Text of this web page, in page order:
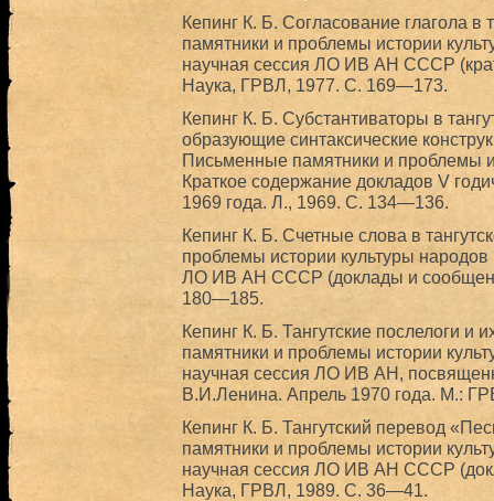
Кепинг К. Б. Согласование глагола в
памятники и проблемы истории
научная сессия ЛО ИВ АН СССР
Наука, ГРВЛ, 1977. С. 169—173.
Кепинг К. Б. Субстантиваторы в
образующие синтаксические
Письменные памятники и проблемы
Краткое содержание докладов V
1969 года. Л., 1969. C. 134—136.
Кепинг К. Б. Счетные слова в
проблемы истории культуры
ЛО ИВ АН СССР (доклады и
180—185.
Кепинг К. Б. Тангутские послелоги и
памятники и проблемы истории
научная сессия ЛО ИВ АН,
В.И.Ленина. Апрель 1970 года. М.:
Кепинг К. Б. Тангутский перевод
памятники и проблемы истории
научная сессия ЛО ИВ АН СССР
Наука, ГРВЛ, 1989. С. 36—41.